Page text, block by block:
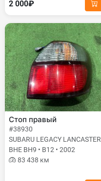
2 000₽
Стоп правый
#38930
SUBARU LEGACY LANCASTER
BHE BH9 • B12 • 2002
83 438 км